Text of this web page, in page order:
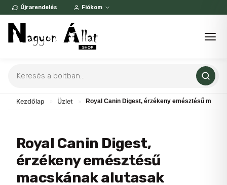
Skip
content
Újrarendelés Fiókom
search
Kezdőlap Üzlet Royal Canin Digest, érzékeny emésztésű
Royal Canin Digest,
érzékeny emésztésű
macskának alutasak